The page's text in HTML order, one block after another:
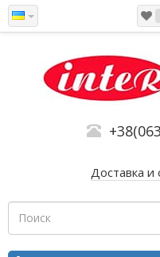
Доставка и